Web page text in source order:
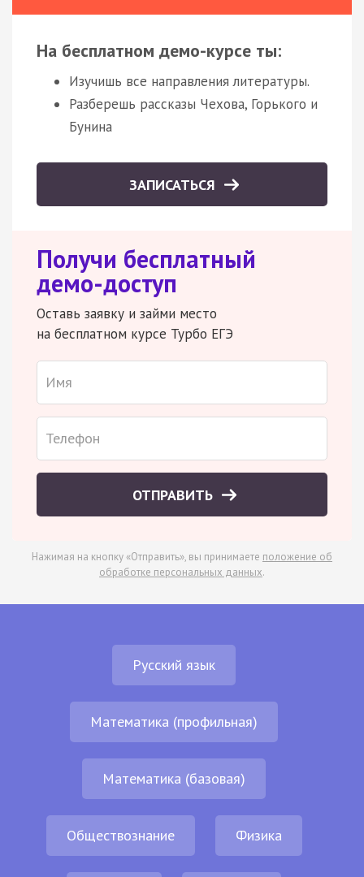
На бесплатном демо-курсе ты:
Изучишь все направления литературы.
Разберешь рассказы Чехова, Горького и
Бунина
ЗАПИСАТЬСЯ
Получи бесплатный
демо-доступ
Оставь заявку и займи место
на бесплатном курсе Турбо ЕГЭ
ОТПРАВИТЬ
Нажимая на кнопку «Отправить», вы принимаете положение об
обработке персональных данных.
Русский язык
Математика (профильная)
Математика (базовая)
Обществознание Физика